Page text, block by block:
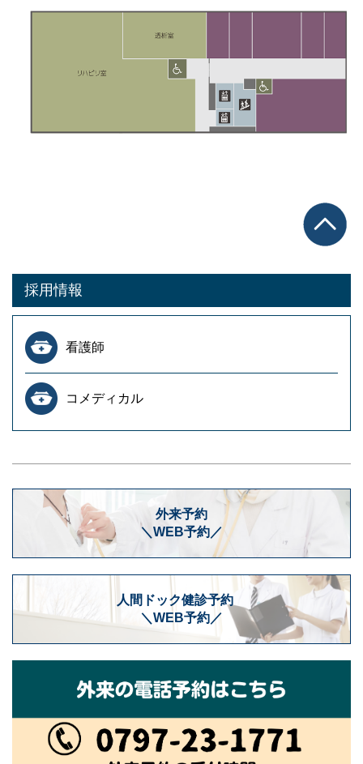
採用情報
看護師
コメディカル
外来予約
＼WEB予約／
人間ドック健診予約
＼WEB予約／